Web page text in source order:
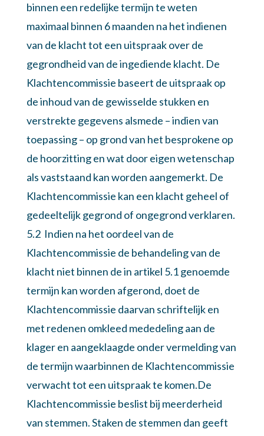
binnen een redelijke termijn te weten
maximaal binnen 6 maanden na het indienen
van de klacht tot een uitspraak over de
gegrondheid van de ingediende klacht. De
Klachtencommissie baseert de uitspraak op
de inhoud van de gewisselde stukken en
verstrekte gegevens alsmede – indien van
toepassing – op grond van het besprokene op
de hoorzitting en wat door eigen wetenschap
als vaststaand kan worden aangemerkt. De
Klachtencommissie kan een klacht geheel of
gedeeltelijk gegrond of ongegrond verklaren.
5.2 Indien na het oordeel van de
Klachtencommissie de behandeling van de
klacht niet binnen de in artikel 5.1 genoemde
termijn kan worden afgerond, doet de
Klachtencommissie daarvan schriftelijk en
met redenen omkleed mededeling aan de
klager en aangeklaagde onder vermelding van
de termijn waarbinnen de Klachtencommissie
verwacht tot een uitspraak te komen.De
Klachtencommissie beslist bij meerderheid
van stemmen. Staken de stemmen dan geeft